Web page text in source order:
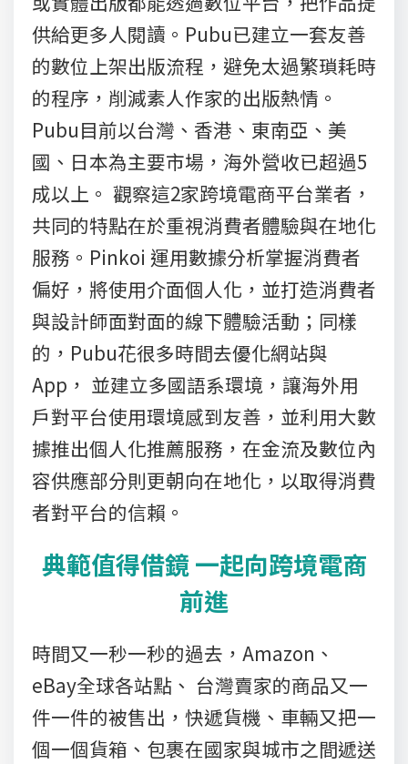
供給更多人閱讀。Pubu已建立一套友善
的數位上架出版流程，避免太過繁瑣耗時
的程序，削減素人作家的出版熱情。
Pubu目前以台灣、香港、東南亞、美
國、日本為主要市場，海外營收已超過5
成以上。 觀察這2家跨境電商平台業者，
共同的特點在於重視消費者體驗與在地化
服務。Pinkoi 運用數據分析掌握消費者
偏好，將使用介面個人化，並打造消費者
與設計師面對面的線下體驗活動；同樣
的，Pubu花很多時間去優化網站與
App， 並建立多國語系環境，讓海外用
戶對平台使用環境感到友善，並利用大數
據推出個人化推薦服務，在金流及數位內
容供應部分則更朝向在地化，以取得消費
者對平台的信賴。
典範值得借鏡 一起向跨境電商
前進
時間又一秒一秒的過去，Amazon、
eBay全球各站點、 台灣賣家的商品又一
件一件的被售出，快遞貨機、車輛又把一
個一個貨箱、包裹在國家與城市之間遞送